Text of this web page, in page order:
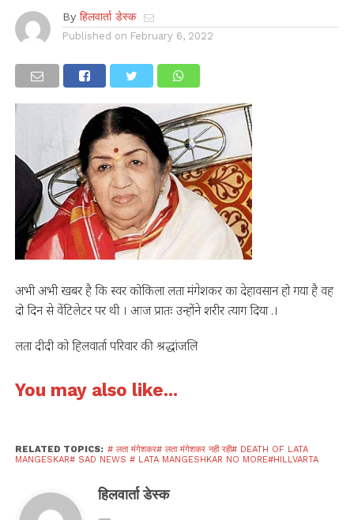
By हिलवार्ता डेस्क
Published on February 6, 2022
अभी अभी खबर है कि स्वर कोकिला लता मंगेशकर का देहावसान हो गया है वह
दो दिन से वेंटिलेटर पर थी । आज प्रातः उन्होंने शरीर त्याग दिया .।
लता दीदी को हिलवार्ता परिवार की श्रद्धांजलि
You may also like...
RELATED TOPICS: # लता मंगेशकर# लता मंगेशकर नही रही# DEATH OF LATA
MANGESKAR# SAD NEWS # LATA MANGESHKAR NO MORE#HILLVARTA
हिलवार्ता डेस्क